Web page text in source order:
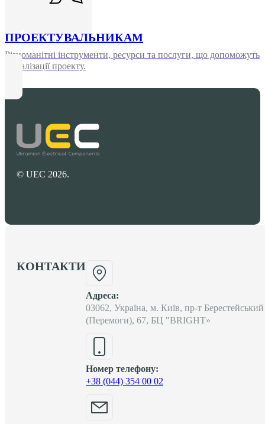
ПРОЕКТУВАЛЬНИКАМ
Різноманітні інструменти, ресурси та послуги, що допоможуть
у реалізації проекту.
© UEC 2026.
КОНТАКТИ
Адреса:
03062, Україна, м. Київ, пр-т Берестейський
(Перемоги), 67, БЦ "BRIGHT»
Номер телефону:
+38 (044) 354 00 02